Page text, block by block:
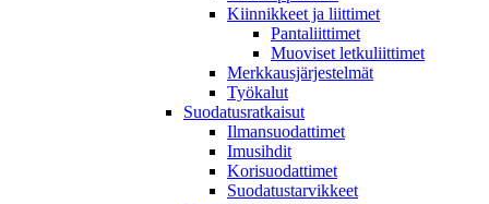
Kiinnikkeet ja liittimet
Pantaliittimet
Muoviset letkuliittimet
Merkkausjärjestelmät
Työkalut
Suodatusratkaisut
Ilmansuodattimet
Imusihdit
Korisuodattimet
Suodatustarvikkeet